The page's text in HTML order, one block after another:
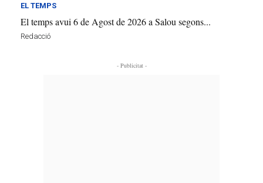
EL TEMPS
El temps avui 6 de Agost de 2026 a Salou segons...
Redacció
- Publicitat -